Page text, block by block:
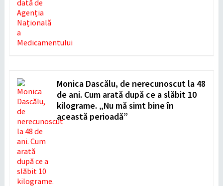
Monica Dascălu, de nerecunoscut la 48
de ani. Cum arată după ce a slăbit 10
kilograme. „Nu mă simt bine în
această perioadă”